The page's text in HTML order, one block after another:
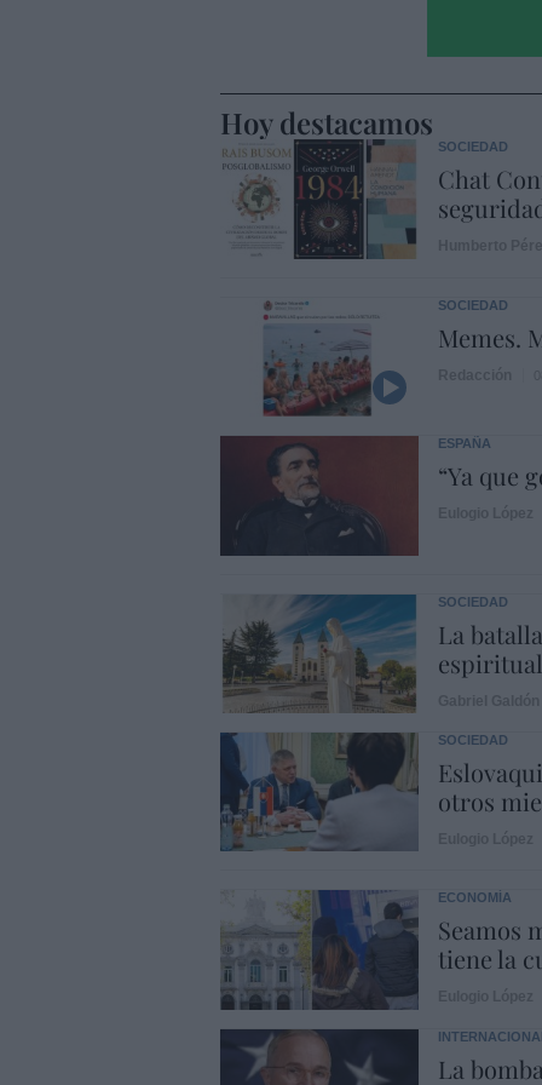
Hoy destacamos
SOCIEDAD
Chat
SOCIEDAD
Memes.
ESPAÑA
“Ya que
SOCIEDAD
La
SOCIEDAD
otros
ECONOMÍA
Seamos
tiene la
INTERNACIONAL
La